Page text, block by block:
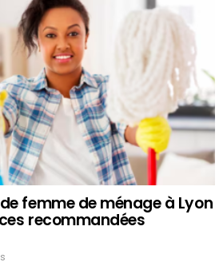
femme de ménage à Lyon
recommandées